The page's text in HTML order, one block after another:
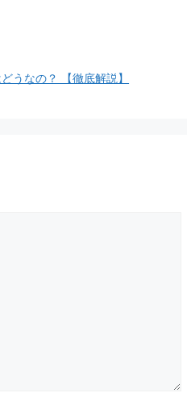
うなの？ 【徹底解説】